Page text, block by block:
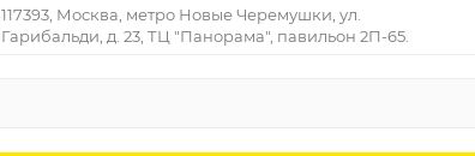
117393, Москва, метро Новые Черемушки, ул.
Гарибальди, д. 23, ТЦ "Панорама", павильон 2П-65.